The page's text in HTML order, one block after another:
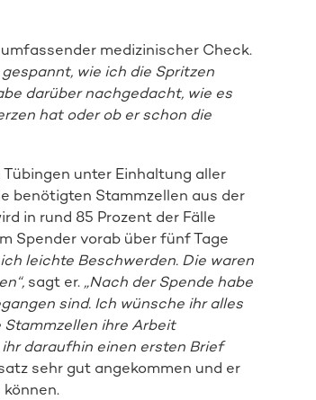
medizinischer Check.
wie ich die Spritzen
darüber nachgedacht, wie es
hat oder ob er schon die
unter Einhaltung aller
benötigten Stammzellen aus der
in rund 85 Prozent der Fälle
Spender vorab über fünf Tage
leichte Beschwerden. Die waren
sagt er. „Nach der Spende habe
sind. Ich wünsche ihr alles
Stammzellen ihre Arbeit
daraufhin einen ersten Brief
sehr gut angekommen und er